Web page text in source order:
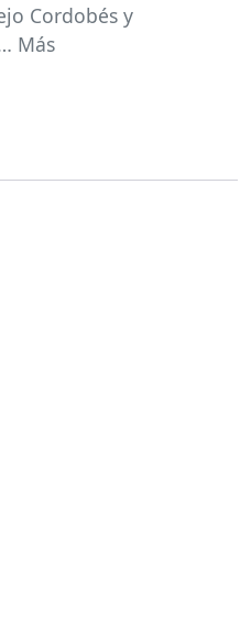
Cordobés y
Más